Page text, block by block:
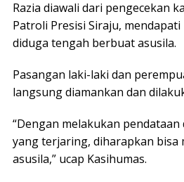
Razia diawali dari pengecekan
Patroli Presisi Siraju,
diduga tengah berbuat asusila.
Pasangan laki-laki dan
langsung diamankan dan
“Dengan melakukan
yang terjaring, diharapkan bisa
asusila,” ucap Kasihumas.